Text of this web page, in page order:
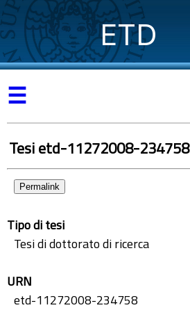
ETD
☰
Tesi etd-11272008-234758
Permalink
Tipo di tesi
Tesi di dottorato di ricerca
URN
etd-11272008-234758